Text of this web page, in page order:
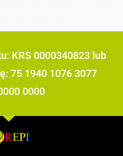
KRS 0000340823 lub
75 1940 1076 3077
0000